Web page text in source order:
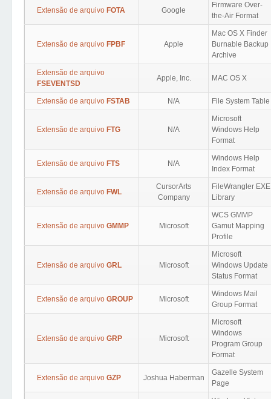
Extensão de arquivo FOTA Google
Firmware Over-
the-Air Format
Extensão de arquivo FPBF Apple
Mac OS X Finder
Burnable Backup
Archive
Extensão de arquivo
FSEVENTSD
Apple, Inc. MAC OS X
Extensão de arquivo FSTAB N/A File System Table
Extensão de arquivo FTG N/A
Microsoft
Windows Help
Format
Extensão de arquivo FTS N/A
Windows Help
Index Format
Extensão de arquivo FWL
CursorArts
Company
FileWrangler EXE
Library
Extensão de arquivo GMMP Microsoft
WCS GMMP
Gamut Mapping
Profile
Extensão de arquivo GRL Microsoft
Microsoft
Windows Update
Status Format
Extensão de arquivo GROUP Microsoft
Windows Mail
Group Format
Extensão de arquivo GRP Microsoft
Microsoft
Windows
Program Group
Format
Extensão de arquivo GZP Joshua Haberman
Gazelle System
Page